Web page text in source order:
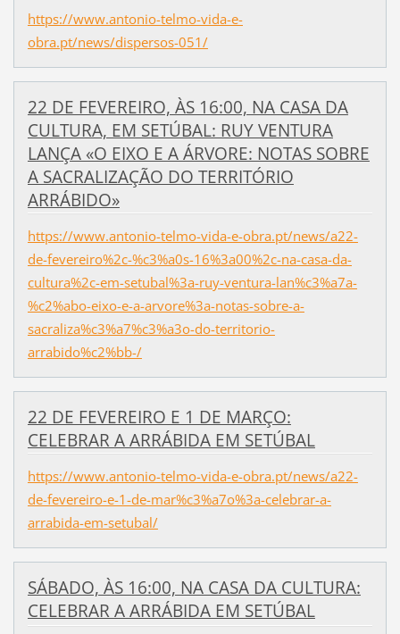
https://www.antonio-telmo-vida-e-
obra.pt/news/dispersos-051/
22 DE FEVEREIRO, ÀS 16:00, NA CASA DA
CULTURA, EM SETÚBAL: RUY VENTURA
LANÇA «O EIXO E A ÁRVORE: NOTAS SOBRE
A SACRALIZAÇÃO DO TERRITÓRIO
ARRÁBIDO»
https://www.antonio-telmo-vida-e-obra.pt/news/a22-
de-fevereiro%2c-%c3%a0s-16%3a00%2c-na-casa-da-
cultura%2c-em-setubal%3a-ruy-ventura-lan%c3%a7a-
%c2%abo-eixo-e-a-arvore%3a-notas-sobre-a-
sacraliza%c3%a7%c3%a3o-do-territorio-
arrabido%c2%bb-/
22 DE FEVEREIRO E 1 DE MARÇO:
CELEBRAR A ARRÁBIDA EM SETÚBAL
https://www.antonio-telmo-vida-e-obra.pt/news/a22-
de-fevereiro-e-1-de-mar%c3%a7o%3a-celebrar-a-
arrabida-em-setubal/
SÁBADO, ÀS 16:00, NA CASA DA CULTURA:
CELEBRAR A ARRÁBIDA EM SETÚBAL